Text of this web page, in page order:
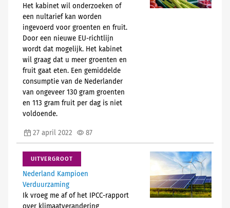
Het kabinet wil onderzoeken of
een nultarief kan worden
ingevoerd voor groenten en fruit.
Door een nieuwe EU-richtlijn
wordt dat mogelijk. Het kabinet
wil graag dat u meer groenten en
fruit gaat eten. Een gemiddelde
consumptie van de Nederlander
van ongeveer 130 gram groenten
en 113 gram fruit per dag is niet
voldoende.
27 april 2022 87
UITVERGROOT
Nederland Kampioen
Verduurzaming
Ik vroeg me af of het IPCC-rapport